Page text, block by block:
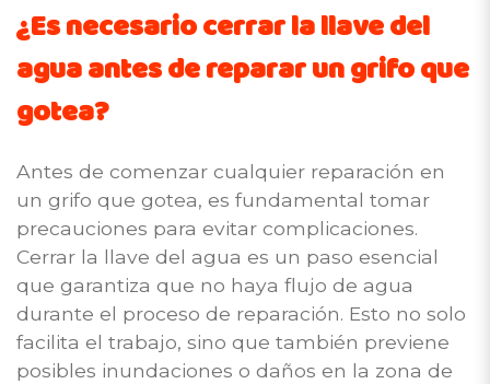
¿Es necesario cerrar la llave del
agua antes de reparar un grifo que
gotea?
Antes de comenzar cualquier reparación en
un grifo que gotea, es fundamental tomar
precauciones para evitar complicaciones.
Cerrar la llave del agua es un paso esencial
que garantiza que no haya flujo de agua
durante el proceso de reparación. Esto no solo
facilita el trabajo, sino que también previene
posibles inundaciones o daños en la zona de